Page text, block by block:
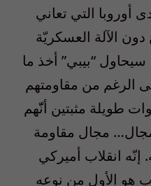
أوروبا التي تعاني
الآلة العسكريّة
سيحاول “بيبي” أخذ ما
الرغم من مقاومتهم
طويلة مثبتين أنّّهم
مجال مقاومة
إنّه انقلاب أميركي
هو الأول من نوعه